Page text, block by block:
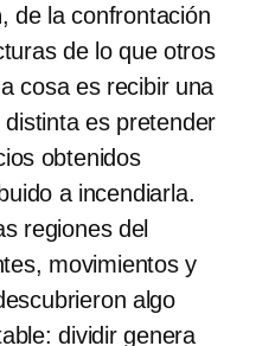
, de la confrontación
de lo que otros
cosa es recibir una
es pretender
obtenidos
a incendiarla.
regiones del
movimientos y
algo
dividir genera